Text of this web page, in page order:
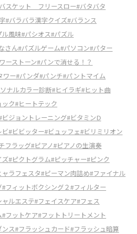
スケット フリースロー#バタバタ
#バラバラ漢字クイズ#バランス
ル風味#パシオス#パズル
さん#パズルゲーム#パソコン#パター
ーストーン#パンで消せる！？
ワー#パンダ#パンチ#パントマイム
ナルカラー診断#ヒイラギ#ヒット曲
ク#ヒートテック
ビジョントレーニング#ビタミンD
ビ#ビビッター#ビュッフェ#ビリミリオン
フラッグ#ピアノ#ピアノの生演奏
ズ#ピクトグラム#ピッチャー#ピンク
ラフェスタ#ピーマン肉詰め#ファイナル
#フィットボクシング２#フィルター
ルエステ#フェイスケア#フェス
#フットケア#フットトリートメント
ス#フラッシュカード#フラッシュ暗算